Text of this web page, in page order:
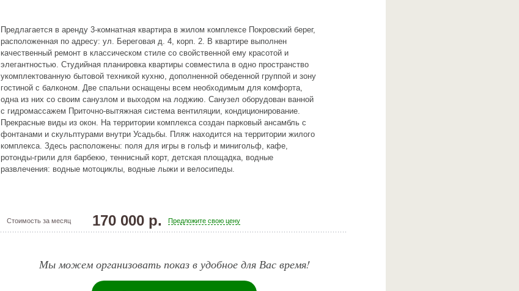
Предлагается в аренду 3-комнатная квартира в жилом комплексе Покровский берег,
расположенная по адресу: ул. Береговая д. 4, корп. 2. В квартире выполнен
качественный ремонт в классическом стиле со свойственной ему красотой и
элегантностью. Студийная планировка квартиры совместила в одно пространство
укомплектованную бытовой техникой кухню, дополненной обеденной группой и зону
гостиной с балконом. Две спальни оснащены всем необходимым для комфорта,
одна из них со своим санузлом и выходом на лоджию. Санузел оборудован ванной
с гидромассажем Приточно-вытяжная система вентиляции, кондиционирование.
Прекрасные виды из окон. На территории комплекса создан парковый ансамбль с
фонтанами и скульптурами внутри Усадьбы. Пляж находится на территории жилого
комплекса. Здесь расположены: поля для игры в гольф и минигольф, кафе,
ротонды-грили для барбекю, теннисный корт, детская площадка, водные
развлечения: водные мотоциклы, водные лыжи и велосипеды.
Стоимость за месяц 170 000 р. Предложите свою цену
Мы можем организовать показ в удобное для Вас время!